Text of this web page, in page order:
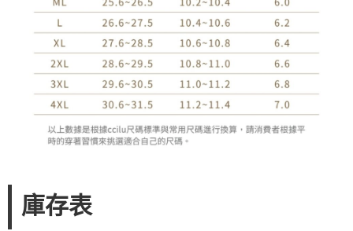
庫存表